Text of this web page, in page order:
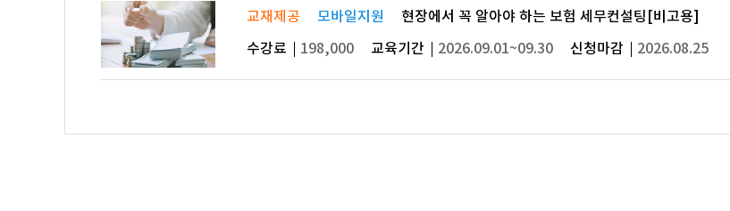
교재제공 모바일지원
현장에서 꼭 알아야 하는 보험 세무컨설팅[비고용]
수강료
198,000 교육기간 2026.09.01~09.30 신청마감 2026.08.25